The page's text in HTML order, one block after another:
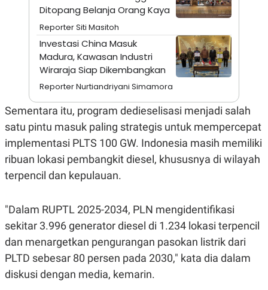
A
N
T
V
U
S
JARINGAN
K
O
N
T
A
A
C
A
R
E
S
S
E
L
E
Ditopang Belanja Orang Kaya
Reporter Siti Masitoh
Investasi China Masuk
Madura, Kawasan Industri
Wiraraja Siap Dikembangkan
Reporter Nurtiandriyani Simamora
Sementara itu, program dedieselisasi menjadi salah
satu pintu masuk paling strategis untuk mempercepat
implementasi PLTS 100 GW. Indonesia masih memiliki
ribuan lokasi pembangkit diesel, khususnya di wilayah
terpencil dan kepulauan.
"Dalam RUPTL 2025-2034, PLN mengidentifikasi
sekitar 3.996 generator diesel di 1.234 lokasi terpencil
dan menargetkan pengurangan pasokan listrik dari
PLTD sebesar 80 persen pada 2030," kata dia dalam
diskusi dengan media, kemarin.